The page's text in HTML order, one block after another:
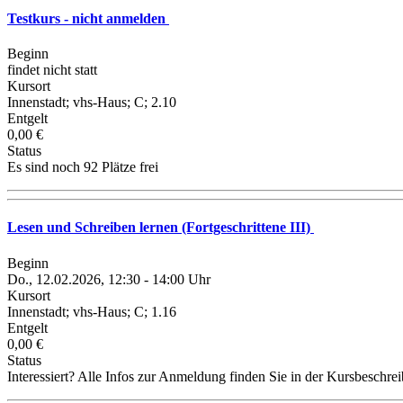
Testkurs - nicht anmelden
Beginn
findet nicht statt
Kursort
Innenstadt; vhs-Haus; C; 2.10
Entgelt
0,00 €
Status
Es sind noch 92 Plätze frei
Lesen und Schreiben lernen (Fortgeschrittene III)
Beginn
Do., 12.02.2026, 12:30 - 14:00 Uhr
Kursort
Innenstadt; vhs-Haus; C; 1.16
Entgelt
0,00 €
Status
Interessiert? Alle Infos zur Anmeldung finden Sie in der